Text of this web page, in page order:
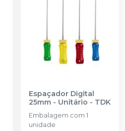
Espaçador Digital
25mm - Unitário - TDK
Embalagem com 1
unidade